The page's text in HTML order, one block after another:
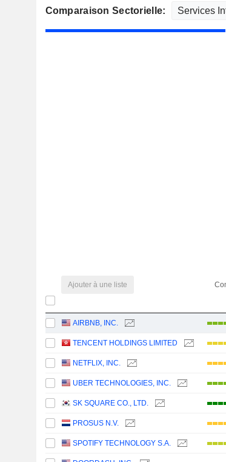
Comparaison Sectorielle:
Ajouter à une liste
AIRBNB, INC.
TENCENT HOLDINGS LIMITED
NETFLIX, INC.
UBER TECHNOLOGIES, INC.
SK SQUARE CO., LTD.
PROSUS N.V.
SPOTIFY TECHNOLOGY S.A.